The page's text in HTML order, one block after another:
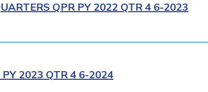
QPR PY 2022 QTR 4 6-2023
PY 2023 QTR 4 6-2024